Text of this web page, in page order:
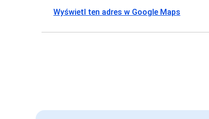
Wyświetl ten adres w Google Maps